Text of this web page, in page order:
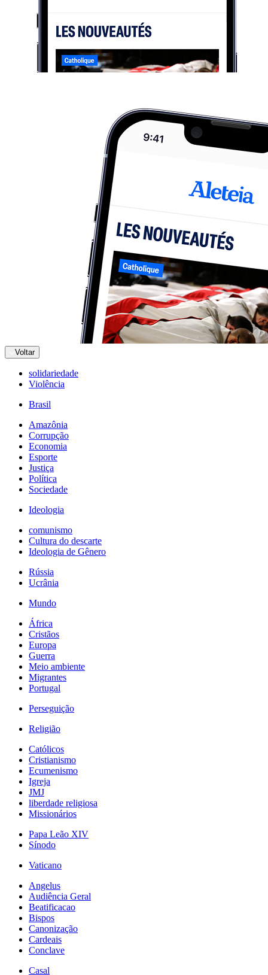
Voltar
solidariedade
Violência
Brasil
Amazônia
Corrupção
Economia
Esporte
Justiça
Política
Sociedade
Ideologia
comunismo
Cultura do descarte
Ideologia de Gênero
Rússia
Ucrânia
Mundo
África
Cristãos
Europa
Guerra
Meio ambiente
Migrantes
Portugal
Perseguição
Religião
Católicos
Cristianismo
Ecumenismo
Igreja
JMJ
liberdade religiosa
Missionários
Papa Leão XIV
Sínodo
Vaticano
Angelus
Audiência Geral
Beatificacao
Bispos
Canonização
Cardeais
Conclave
Casal